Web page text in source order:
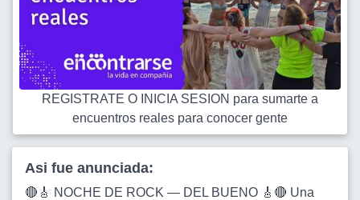
REGISTRATE O INICIA SESION para sumarte a
encuentros reales para conocer gente
Asi fue anunciada:
🔴🎸 NOCHE DE ROCK — DEL BUENO 🎸🔴 Una